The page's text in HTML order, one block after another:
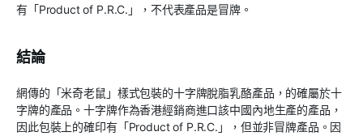
有「Product of P.R.C.」，不代表產品是冒牌。
結論
網傳的「米奇老鼠」樣式包裝的十字牌脫脂乳酪產品，的確屬於十
字牌的產品。十字牌作為香港經銷商進口該中國內地生產的產品，
因此包裝上的確印有「Product of P.R.C.」，但並非冒牌產品。因